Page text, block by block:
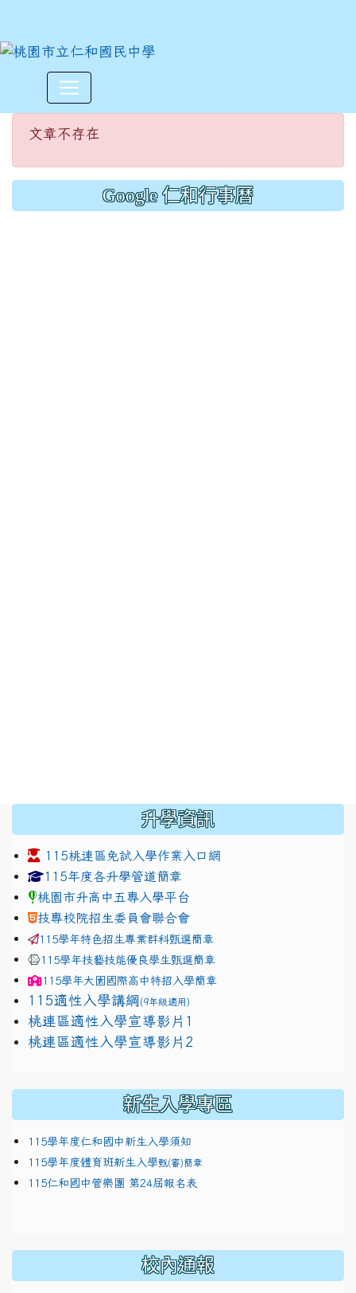
文章不存在
文章不存在
Google 仁和行事曆
升學資訊
115桃連區免試入學作業入口網
link to https://www.jhjhs.tyc.edu.tw/modules/
115年度各升學管道簡章
桃園市升高中五專入學平台
技專校院招生委員會聯合會
115學年特色招生專業群科甄選簡章
115學年技藝技能優良學生甄選簡章
115學年大園國際高中特招入學簡章
115適性入學講綱 (9年級適用)
link to https://docs.google.com/presentation/d/
桃連區適性入學宣導影片1
link to https://docs.google.com/presentation/d/
桃連區適性入學宣導影片2
新生入學專區
115學年度仁和國中新生入學須知
115學年度體育班新生入學甄(審)簡章
115仁和國中管樂團 第24屆報名表
校內通報